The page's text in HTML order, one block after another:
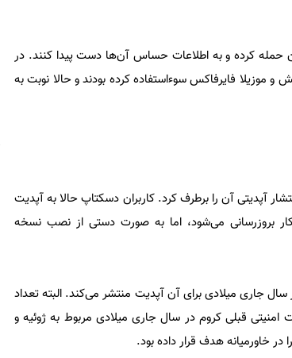
حمله کرده و به اطلاعات حساس آن‌ها دست پیدا کنند. در
موزیلا فایرفاکس سوءاستفاده کرده بودند و حالا نوبت به
آپدیتی آن را برطرف کرد. کاربران دسکتاپ حالا به آپدیت
بروزرسانی می‌شود، اما به صورت دستی از نصب نسخه
جاری میلادی برای آن آپدیت منتشر می‌کند. البته تعداد
میلادی برابر 58 مورد بود. آپدیت امنیتی قبلی کروم در سال جاری میلادی مربوط به ژوئیه و